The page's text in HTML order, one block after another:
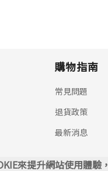
來提升網站使用體驗，
購物指南
常見問題
退貨政策
最新消息